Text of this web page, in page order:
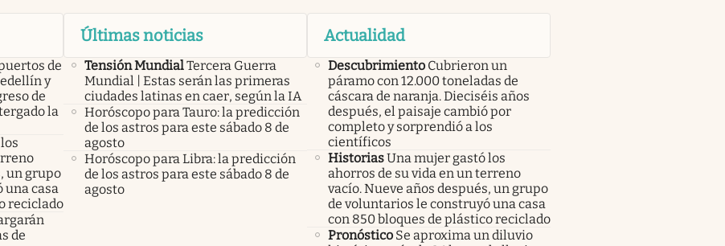
de
y
de
la
un grupo
una casa
reciclado
de
Últimas noticias
Tensión MundialTercera Guerra
Mundial | Estas serán las primeras
ciudades latinas en caer, según la IA
Horóscopo para Tauro: la predicción
de los astros para este sábado 8 de
agosto
Horóscopo para Libra: la predicción
de los astros para este sábado 8 de
agosto
Actualidad
Descubrimiento Cubrieron un
páramo con 12.000 toneladas de
cáscara de naranja. Dieciséis años
después, el paisaje cambió por
completo y sorprendió a los
científicos
HistoriasUna mujer gastó los
ahorros de su vida en un terreno
vacío. Nueve años después, un grupo
de voluntarios le construyó una casa
con 850 bloques de plástico reciclado
Pronóstico Se aproxima un diluvio